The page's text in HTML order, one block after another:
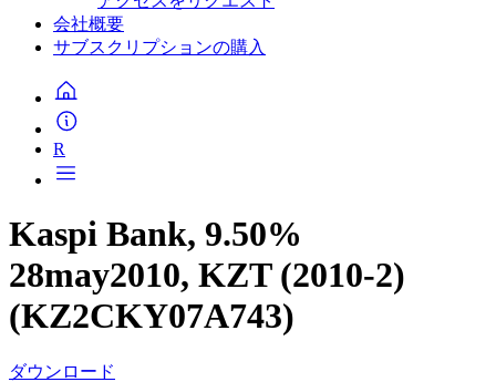
会社概要
サブスクリプションの購入
R
Kaspi Bank, 9.50%
28may2010, KZT (2010-2)
(KZ2CKY07A743)
ダウンロード